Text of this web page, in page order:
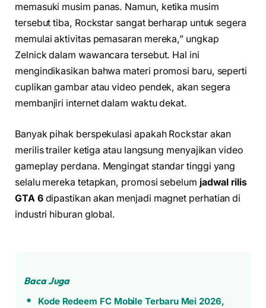
memasuki musim panas. Namun, ketika musim
tersebut tiba, Rockstar sangat berharap untuk segera
memulai aktivitas pemasaran mereka,” ungkap
Zelnick dalam wawancara tersebut. Hal ini
mengindikasikan bahwa materi promosi baru, seperti
cuplikan gambar atau video pendek, akan segera
membanjiri internet dalam waktu dekat.
Banyak pihak berspekulasi apakah Rockstar akan
merilis trailer ketiga atau langsung menyajikan video
gameplay perdana. Mengingat standar tinggi yang
selalu mereka tetapkan, promosi sebelum jadwal rilis
GTA 6dipastikan akan menjadi magnet perhatian di
industri hiburan global.
Baca Juga
Kode Redeem FC Mobile Terbaru Mei 2026,